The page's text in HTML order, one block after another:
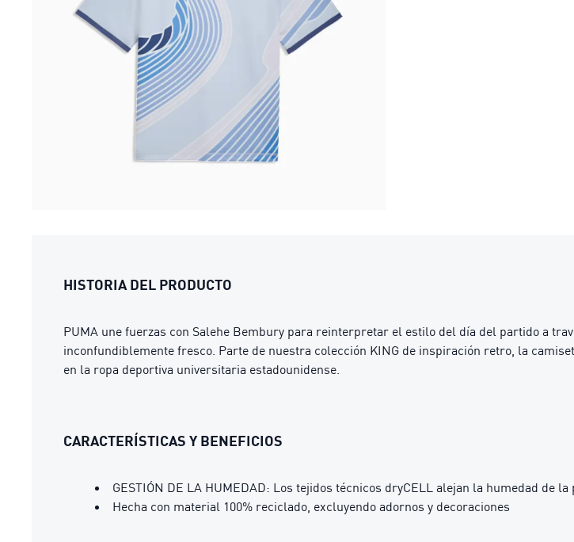
HISTORIA DEL PRODUCTO
PUMA une fuerzas con Salehe Bembury para reinterpretar el estilo del día del partido a
inconfundiblemente fresco. Parte de nuestra colección KING de inspiración retro, la
en la ropa deportiva universitaria estadounidense.
CARACTERÍSTICAS Y BENEFICIOS
GESTIÓN DE LA HUMEDAD: Los tejidos técnicos dryCELL alejan la humedad de
Hecha con material 100% reciclado, excluyendo adornos y decoraciones